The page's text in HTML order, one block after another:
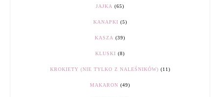
JAJKA (65)
KANAPKI (5)
KASZA (39)
KLUSKI (8)
KROKIETY (NIE TYLKO Z NALEŚNIKÓW) (11)
MAKARON (49)